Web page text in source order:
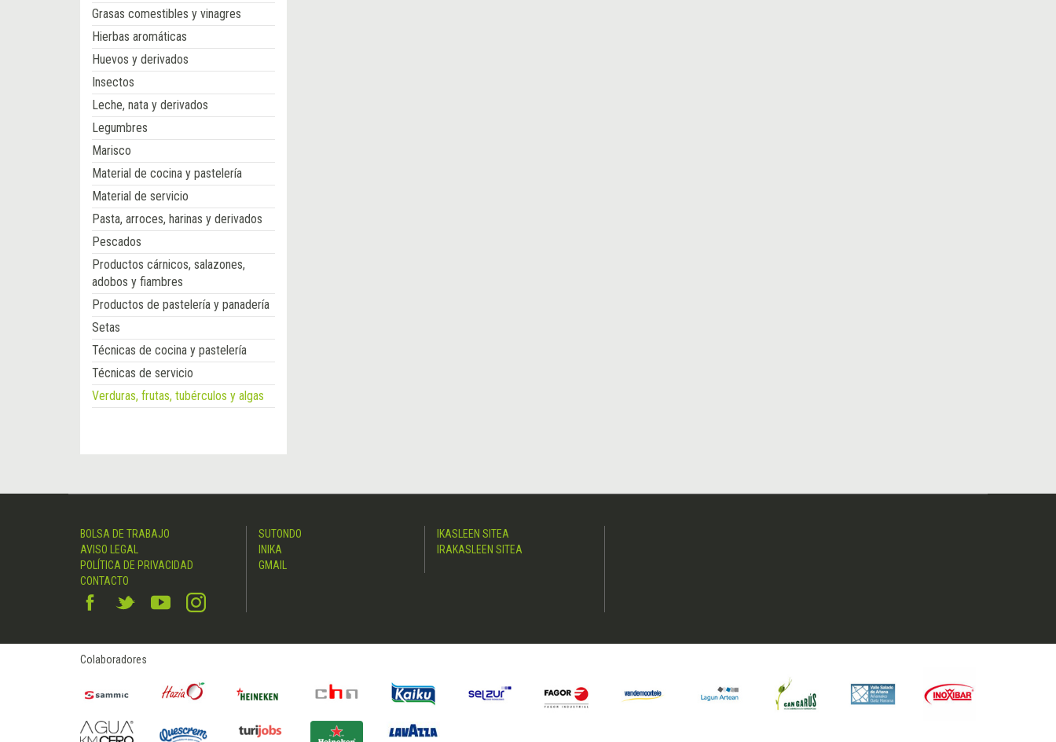
Grasas comestibles y vinagres
Hierbas aromáticas
Huevos y derivados
Insectos
Leche, nata y derivados
Legumbres
Marisco
Material de cocina y pastelería
Material de servicio
Pasta, arroces, harinas y derivados
Pescados
Productos cárnicos, salazones,
adobos y fiambres
Productos de pastelería y panadería
Setas
Técnicas de cocina y pastelería
Técnicas de servicio
Verduras, frutas, tubérculos y algas
BOLSA DE TRABAJO
AVISO LEGAL
POLÍTICA DE PRIVACIDAD
CONTACTO
SUTONDO
INIKA
GMAIL
IKASLEEN SITEA
IRAKASLEEN SITEA
Colaboradores